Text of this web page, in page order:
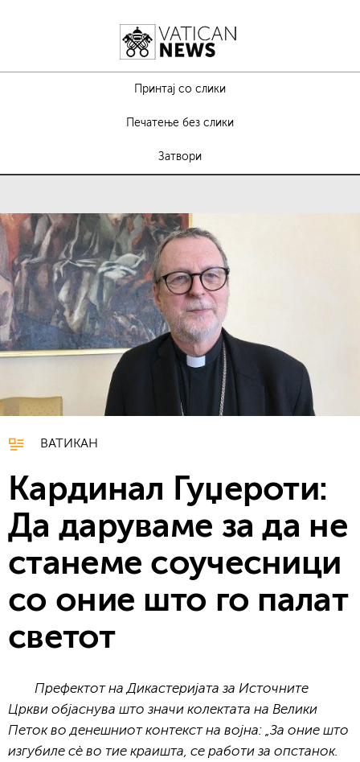
Принтај со слики
Печатење без слики
Затвори
ВАТИКАН
Кардинал Гуџероти:
Да даруваме за да не
станеме соучесници
со оние што го палат
светот
Префектот на Дикастеријата за Источните
Цркви објаснува што значи колектата на Велики
Петок во денешниот контекст на војна: „За оние што
изгубиле сè во тие краишта, се работи за опстанок.